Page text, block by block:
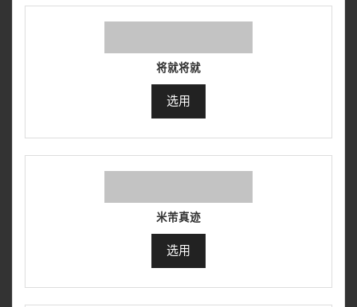
将就将就
选用
米芾真迹
选用